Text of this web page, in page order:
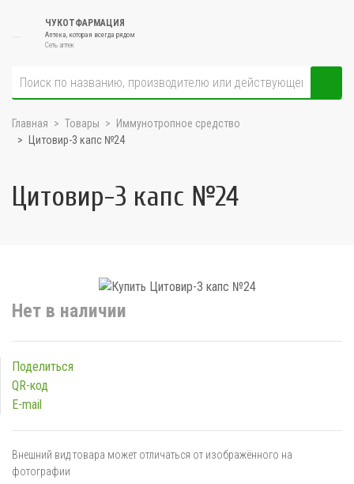
ЧУКОТФАРМАЦИЯ
Аптека, которая всегда рядом
Сеть аптек
Главная Товары
Иммунотропное средство
Цитовир-3 капс №24
Цитовир-3 капс №24
Нет в наличии
Поделиться
QR-код
E-mail
Внешний вид товара может отличаться от изображённого на
фотографии